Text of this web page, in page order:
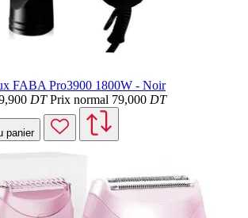
FABA Pro3900 1800W - Noir
,900 DT Prix normal 79,000 DT
panier